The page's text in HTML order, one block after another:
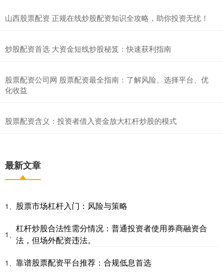
山西股票配资 正规在线炒股配资知识全攻略，助你投资无忧！
炒股配资首选 大资金短线炒股秘笈：快速获利指南
股票配资公司网 股票配资最全指南：了解风险、选择平台、优
化收益
股票配资含义：投资者借入资金放大杠杆炒股的模式
最新文章
1、 股票市场杠杆入门：风险与策略
1、
杠杆炒股合法性需分情况：普通投资者使用券商融资合
法，但场外配资违法。
1、 靠谱股票配资平台推荐：合规低息首选